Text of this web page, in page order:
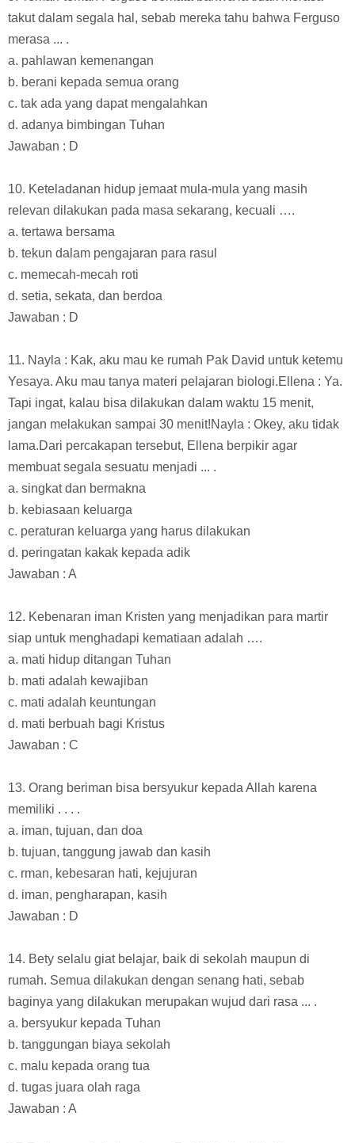
takut dalam segala hal, sebab mereka tahu bahwa Ferguso
merasa ... .
a. pahlawan kemenangan
b. berani kepada semua orang
c. tak ada yang dapat mengalahkan
d. adanya bimbingan Tuhan
Jawaban : D
10. Keteladanan hidup jemaat mula-mula yang masih
relevan dilakukan pada masa sekarang, kecuali ….
a. tertawa bersama
b. tekun dalam pengajaran para rasul
c. memecah-mecah roti
d. setia, sekata, dan berdoa
Jawaban : D
11. Nayla : Kak, aku mau ke rumah Pak David untuk ketemu
Yesaya. Aku mau tanya materi pelajaran biologi.Ellena : Ya.
Tapi ingat, kalau bisa dilakukan dalam waktu 15 menit,
jangan melakukan sampai 30 menit!Nayla : Okey, aku tidak
lama.Dari percakapan tersebut, Ellena berpikir agar
membuat segala sesuatu menjadi ... .
a. singkat dan bermakna
b. kebiasaan keluarga
c. peraturan keluarga yang harus dilakukan
d. peringatan kakak kepada adik
Jawaban : A
12. Kebenaran iman Kristen yang menjadikan para martir
siap untuk menghadapi kematiaan adalah ….
a. mati hidup ditangan Tuhan
b. mati adalah kewajiban
c. mati adalah keuntungan
d. mati berbuah bagi Kristus
Jawaban : C
13. Orang beriman bisa bersyukur kepada Allah karena
memiliki . . . .
a. iman, tujuan, dan doa
b. tujuan, tanggung jawab dan kasih
c. rman, kebesaran hati, kejujuran
d. iman, pengharapan, kasih
Jawaban : D
14. Bety selalu giat belajar, baik di sekolah maupun di
rumah. Semua dilakukan dengan senang hati, sebab
baginya yang dilakukan merupakan wujud dari rasa ... .
a. bersyukur kepada Tuhan
b. tanggungan biaya sekolah
c. malu kepada orang tua
d. tugas juara olah raga
Jawaban : A